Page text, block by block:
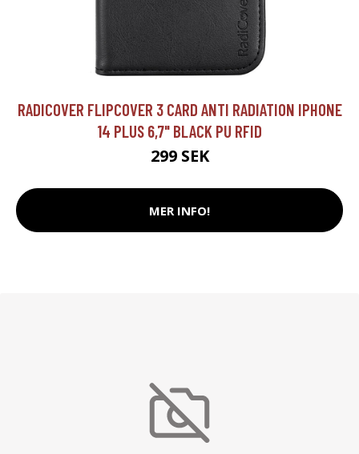
RADICOVER FLIPCOVER 3 CARD ANTI RADIATION IPHONE
14 PLUS 6,7" BLACK PU RFID
299 SEK
MER INFO!